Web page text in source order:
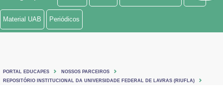
Ministério de Minas e Energia
Ministério do Turismo
Material UAB Periódicos
PORTAL EDUCAPES
NOSSOS PARCEIROS
REPOSITÓRIO INSTITUCIONAL DA UNIVERSIDADE FEDERAL DE LAVRAS (RIUFLA)